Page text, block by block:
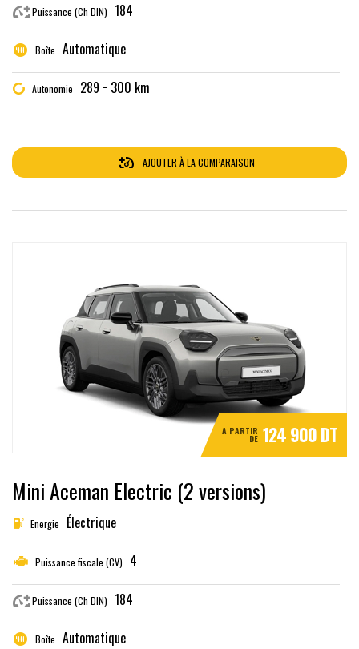
Puissance (Ch DIN) 184
Boîte Automatique
Autonomie 289 − 300 km
AJOUTER À LA COMPARAISON
A PARTIR
DE 124 900 DT
Mini Aceman Electric (2 versions)
Energie Électrique
Puissance fiscale (CV) 4
Puissance (Ch DIN) 184
Boîte Automatique